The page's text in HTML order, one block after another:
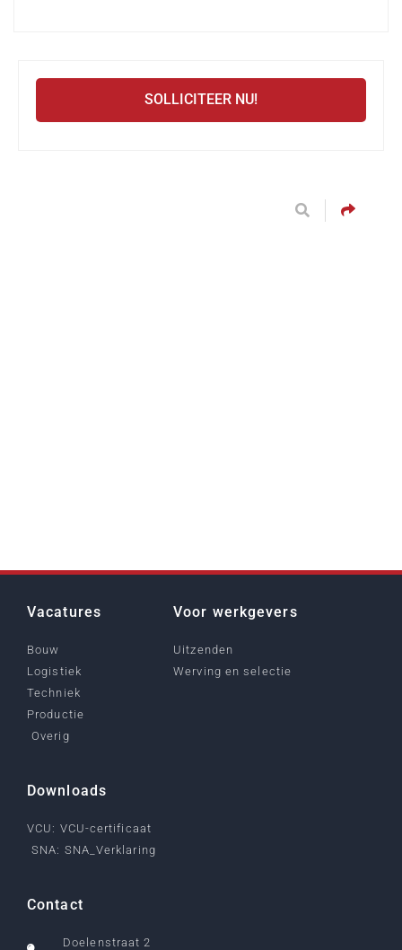
SOLLICITEER NU!
Vacatures
Bouw
Logistiek
Techniek
Productie
Overig
Voor werkgevers
Uitzenden
Werving en selectie
Downloads
VCU: VCU-certificaat
SNA: SNA_Verklaring
Contact
Doelenstraat 2